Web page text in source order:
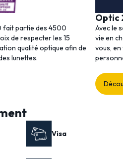
fait partie des 4500
de respecter les 15
qualité optique afin de
lunettes.
Optic
Avec le
vie en
vous, en
Visa